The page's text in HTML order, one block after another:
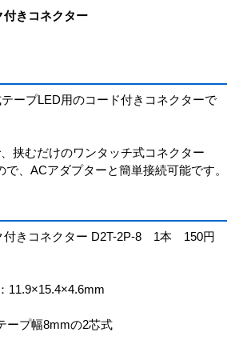
きコネクター
ープLED用のコード付きコネクターで
挟むだけのワンタッチ式コネクター
、ACアダプターと簡単接続可能です。
付きコネクター D2T-2P-8 1本 150円
11.9×15.4×4.6mm
ープ幅8mmの2芯式